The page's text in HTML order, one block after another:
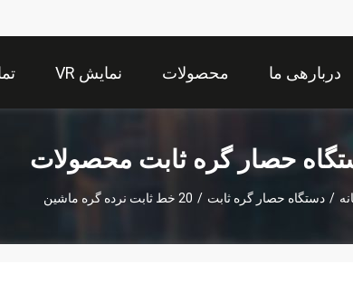
دربارهی ما محصولات نمایش VR
حصار گره ثابت محصولات
/ دستگاه حصار گره ثابت / 20 خط ثابت نرده گره ماشین